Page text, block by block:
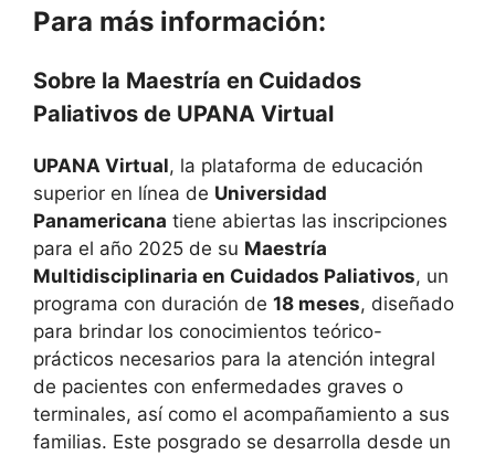
Para más información:
Sobre la Maestría en Cuidados
Paliativos de UPANA Virtual
UPANA Virtual, la plataforma de educación
superior en línea de Universidad
Panamericana tiene abiertas las inscripciones
para el año 2025 de su Maestría
Multidisciplinaria en Cuidados Paliativos, un
programa con duración de 18 meses, diseñado
para brindar los conocimientos teórico-
prácticos necesarios para la atención integral
de pacientes con enfermedades graves o
terminales, así como el acompañamiento a sus
familias. Este posgrado se desarrolla desde un